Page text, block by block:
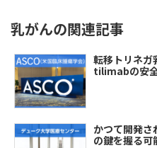
乳がんの関連記事
転移トリネガ
tilimabの安
かつて開発さ
の鍵を握る可